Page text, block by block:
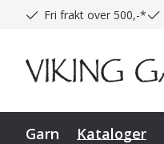
Fri frakt over 500,-*
Garn Kataloger